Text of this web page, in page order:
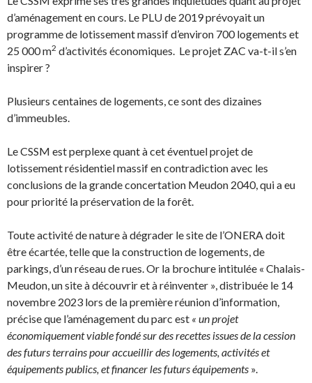
d’aménagement en cours. Le PLU de 2019 prévoyait un
programme de lotissement massif d’environ 700 logements et
25 000 m2 d’activités économiques. Le projet ZAC va-t-il s’en
inspirer ?
Plusieurs centaines de logements, ce sont des dizaines
d’immeubles.
Le CSSM est perplexe quant à cet éventuel projet de
lotissement résidentiel massif en contradiction avec les
conclusions de la grande concertation Meudon 2040, qui a eu
pour priorité la préservation de la forêt.
Toute activité de nature à dégrader le site de l’ONERA doit
être écartée, telle que la construction de logements, de
parkings, d’un réseau de rues. Or la brochure intitulée « Chalais-
Meudon, un site à découvrir et à réinventer », distribuée le 14
novembre 2023 lors de la première réunion d’information,
précise que l’aménagement du parc est « un projet
économiquement viable fondé sur des recettes issues de la cession
des futurs terrains pour accueillir des logements, activités et
équipements publics, et financer les futurs équipements ».